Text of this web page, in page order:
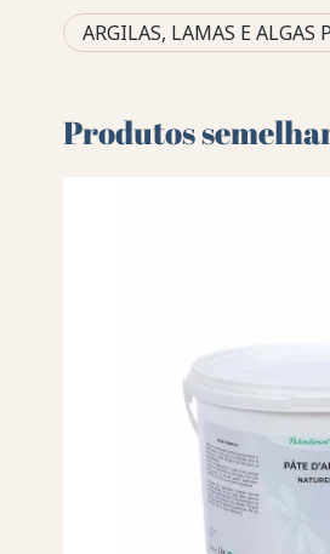
ARGILAS, LAMAS E ALGAS
Produtos